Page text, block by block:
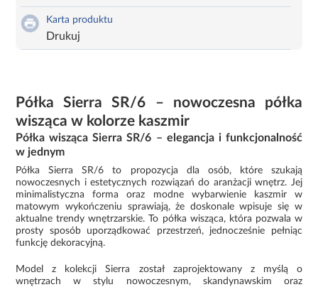
Karta produktu
Drukuj
Półka Sierra SR/6 – nowoczesna półka
wisząca w kolorze kaszmir
Półka wisząca Sierra SR/6 – elegancja i funkcjonalność
w jednym
Półka Sierra SR/6 to propozycja dla osób, które szukają
nowoczesnych i estetycznych rozwiązań do aranżacji wnętrz. Jej
minimalistyczna forma oraz modne wybarwienie kaszmir w
matowym wykończeniu sprawiają, że doskonale wpisuje się w
aktualne trendy wnętrzarskie. To półka wisząca, która pozwala w
prosty sposób uporządkować przestrzeń, jednocześnie pełniąc
funkcję dekoracyjną.
Model z kolekcji Sierra został zaprojektowany z myślą o
wnętrzach w stylu nowoczesnym, skandynawskim oraz